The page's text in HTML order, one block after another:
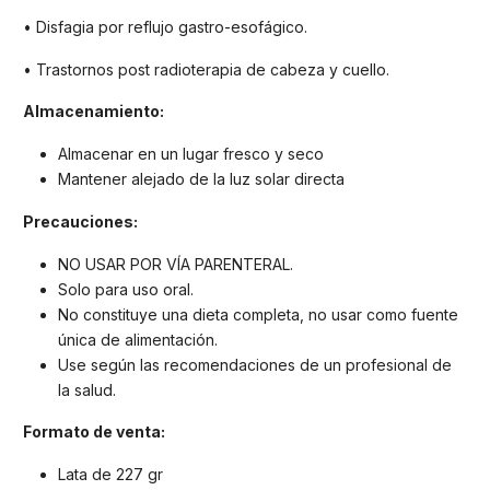
• Disfagia por reflujo gastro-esofágico.
• Trastornos post radioterapia de cabeza y cuello.
Almacenamiento:
Almacenar en un lugar fresco y seco
Mantener alejado de la luz solar directa
Precauciones:
NO USAR POR VÍA PARENTERAL.
Solo para uso oral.
No constituye una dieta completa, no usar como fuente
única de alimentación.
Use según las recomendaciones de un profesional de
la salud.
Formato de venta:
Lata de 227 gr